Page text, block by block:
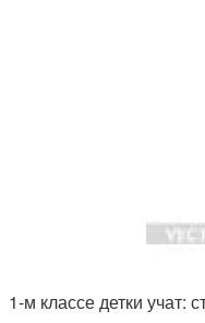
м классе детки учат: